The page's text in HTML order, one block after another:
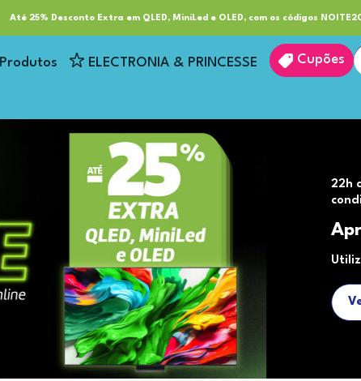
Até 25% Desconto Extra em QLED, MiniLed e OLED, com os códigos
Serviços Clube RP+
Produtos ELECTRONIA & PRINCESSE Cupões
22h